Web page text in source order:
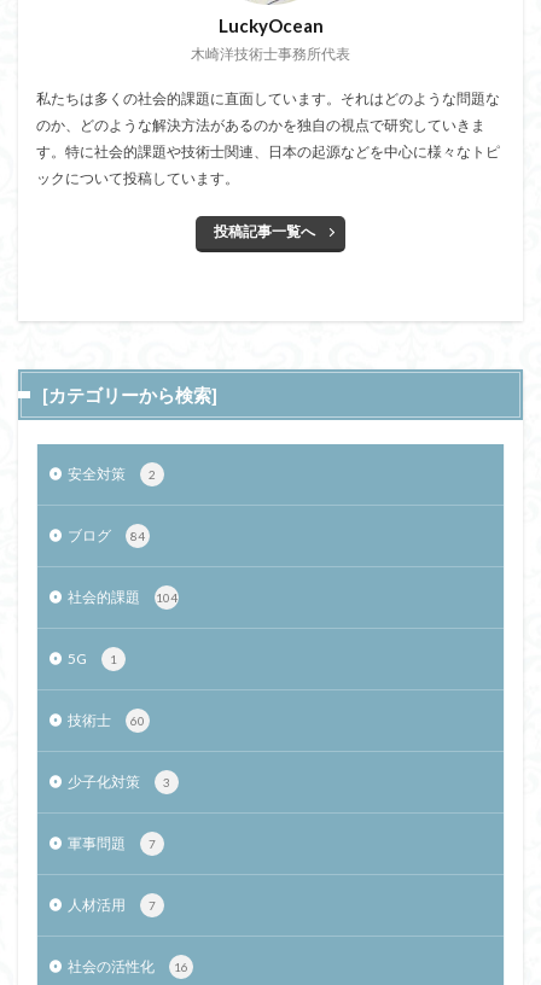
LuckyOcean
木崎洋技術士事務所代表
私たちは多くの社会的課題に直面しています。それはどのような問題な
のか、どのような解決方法があるのかを独自の視点で研究していきま
す。特に社会的課題や技術士関連、日本の起源などを中心に様々なトピ
ックについて投稿しています。
投稿記事一覧へ
[カテゴリーから検索]
安全対策 2
ブログ 84
社会的課題 104
5G 1
技術士 60
少子化対策 3
軍事問題 7
人材活用 7
社会の活性化 16